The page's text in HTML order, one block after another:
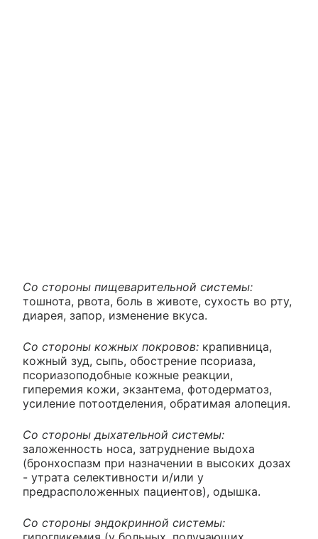
Со стороны пищеварительной системы:
тошнота, рвота, боль в животе, сухость во рту,
диарея, запор, изменение вкуса.
Со стороны кожных покровов: крапивница,
кожный зуд, сыпь, обострение псориаза,
псориазоподобные кожные реакции,
гиперемия кожи, экзантема, фотодерматоз,
усиление потоотделения, обратимая алопеция.
Со стороны дыхательной системы:
заложенность носа, затруднение выдоха
(бронхоспазм при назначении в высоких дозах
- утрата селективности и/или у
предрасположенных пациентов), одышка.
Со стороны эндокринной системы: